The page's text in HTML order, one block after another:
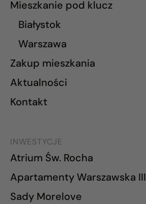
Mieszkanie pod klucz
Białystok
Warszawa
Zakup mieszkania
Aktualności
Kontakt
INWESTYCJE
Atrium Św. Rocha
Apartamenty Warszawska III
Sady Morelove